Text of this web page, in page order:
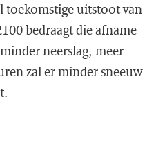
toekomstige uitstoot van
bedraagt die afname
neerslag, meer
zal er minder sneeuw